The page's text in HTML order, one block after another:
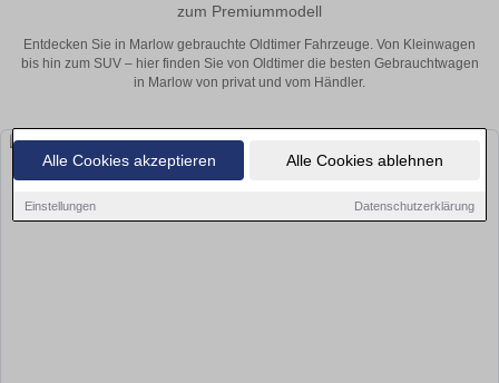
Alle Cookies akzeptieren Alle Cookies ablehnen
Einstellungen Datenschutzerklärung
zum Premiummodell
Entdecken Sie in Marlow gebrauchte Oldtimer Fahrzeuge. Von Kleinwagen
bis hin zum SUV – hier finden Sie von Oldtimer die besten Gebrauchtwagen
in Marlow von privat und vom Händler.